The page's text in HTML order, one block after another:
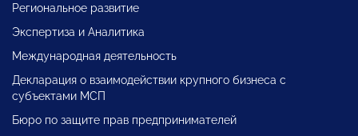
Региональное развитие
Экспертиза и Аналитика
Международная деятельность
Декларация о взаимодействии крупного бизнеса с
субъектами МСП
Бюро по защите прав предпринимателей